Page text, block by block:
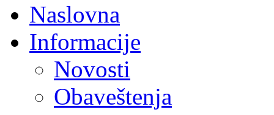
Naslovna
Informacije
Novosti
Obaveštenja